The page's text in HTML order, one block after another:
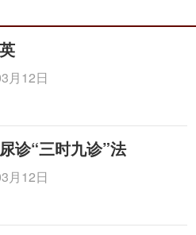
月12日
诊“三时九诊”法
月12日